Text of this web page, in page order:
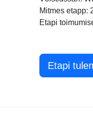
Mitmes etapp:
Etapi
Etapi